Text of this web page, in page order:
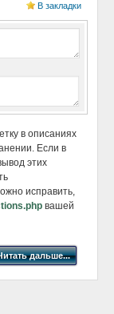
В закладки
в описаниях
Если в
этих
исправить,
вашей
дальше...